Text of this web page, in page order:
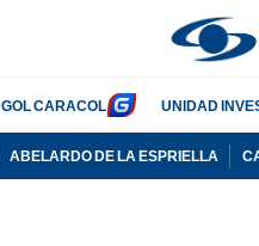
GOL CARACOL UNIDAD
ABELARDO DE LA ESPRIELLA